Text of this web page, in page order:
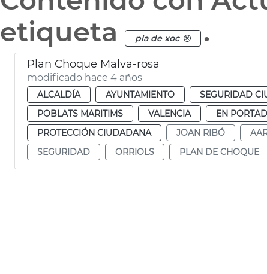
etiqueta
pla de xoc .
Plan Choque Malva-rosa
modificado hace 4 años
ALCALDÍA AYUNTAMIENTO SEGURIDAD
POBLATS MARITIMS
VALENCIA EN
PROTECCIÓN CIUDADANA
JOAN RIBÓ
SEGURIDAD
ORRIOLS PLAN DE CHOQUE